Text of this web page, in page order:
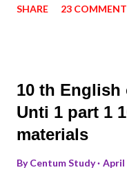
SHARE 23
10 th English
Unti 1 part 1
materials
ByCentum Study April